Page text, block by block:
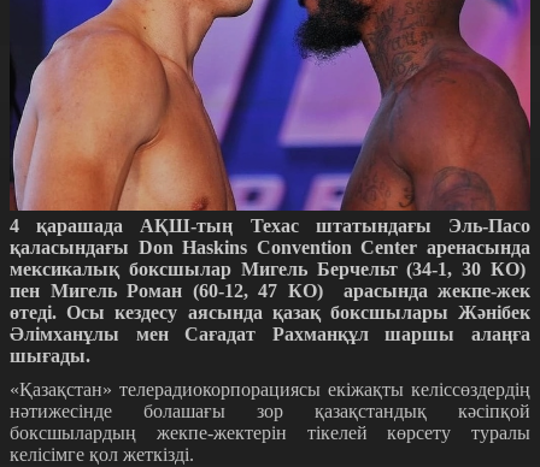
4 қарашада АҚШ-тың Техас штатындағы Эль-Пасо
қаласындағы Don Haskins Convention Center аренасында
мексикалық боксшылар Мигель Берчельт (34-1, 30 КО)
пен Мигель Роман (60-12, 47 КО) арасында жекпе-жек
өтеді. Осы кездесу аясында қазақ боксшылары Жәнібек
Әлімханұлы мен Сағадат Рахманқұл шаршы алаңға
шығады.
«Қазақстан» телерадиокорпорациясы екіжақты келіссөздердің
нәтижесінде болашағы зор қазақстандық кәсіпқой
боксшылардың жекпе-жектерін тікелей көрсету туралы
келісімге қол жеткізді.